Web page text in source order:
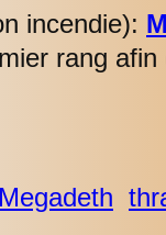
incendie):
rang
Megadeth